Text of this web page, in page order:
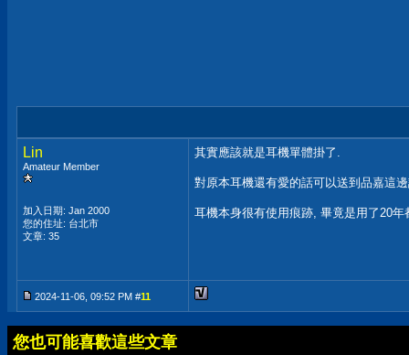
Lin
Amateur Member
加入日期: Jan 2000
您的住址: 台北市
文章: 35
其實應該就是耳機單體掛了.
對原本耳機還有愛的話可以送到品嘉這
耳機本身很有使用痕跡, 畢竟是用了20
2024-11-06, 09:52 PM #11
您也可能喜歡這些文章